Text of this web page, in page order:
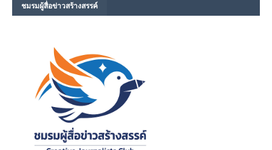
ชมรม​ผู้สื่อข่าวสร้างสรรค์​